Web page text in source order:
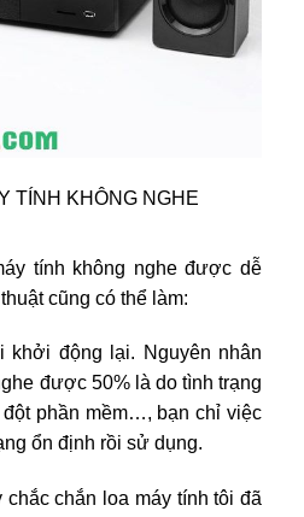
TÍNH KHÔNG NGHE
tính không nghe được dễ
cũng có thể làm:
khởi động lại. Nguyên nhân
được 50% là do tình trạng
phần mềm…, bạn chỉ việc
ổn định rồi sử dụng.
chắn loa máy tính tôi đã